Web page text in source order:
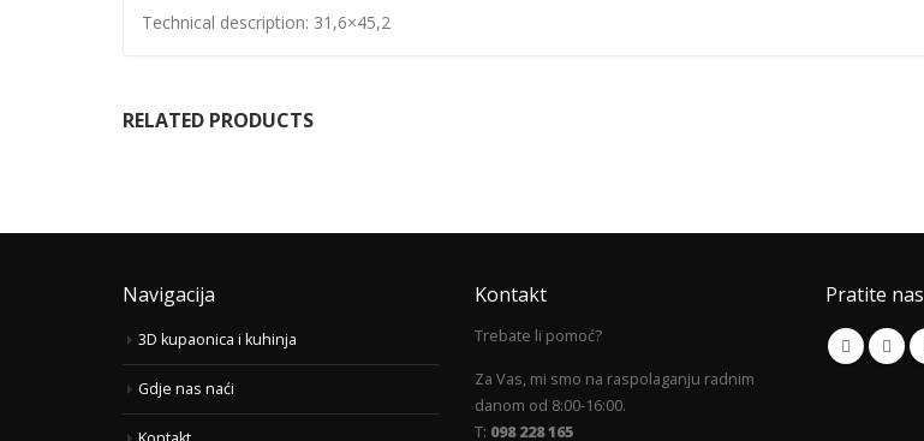
Technical description: 31,6×45,2
RELATED PRODUCTS
Navigacija
3D kupaonica i kuhinja
Gdje nas naći
Kontakt
Trebate li pomoć?
Za Vas, mi smo na raspolaganju radnim
danom od 8:00-16:00.
T: 098 228 165
Pratite nas